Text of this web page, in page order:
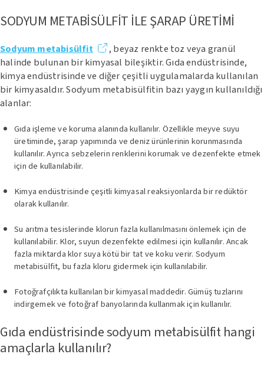
SODYUM METABİSÜLFİT İLE ŞARAP ÜRETİMİ
Sodyum metabisülfit
, beyaz renkte toz veya granül
halinde bulunan bir kimyasal bileşiktir. Gıda endüstrisinde,
kimya endüstrisinde ve diğer çeşitli uygulamalarda kullanılan
bir kimyasaldır. Sodyum metabisülfitin bazı yaygın kullanıldığı
alanlar:
Gıda işleme ve koruma alanında kullanılır. Özellikle meyve suyu
üretiminde, şarap yapımında ve deniz ürünlerinin korunmasında
kullanılır. Ayrıca sebzelerin renklerini korumak ve dezenfekte etmek
için de kullanılabilir.
Kimya endüstrisinde çeşitli kimyasal reaksiyonlarda bir redüktör
olarak kullanılır.
Su arıtma tesislerinde klorun fazla kullanılmasını önlemek için de
kullanılabilir. Klor, suyun dezenfekte edilmesi için kullanılır. Ancak
fazla miktarda klor suya kötü bir tat ve koku verir. Sodyum
metabisülfit, bu fazla kloru gidermek için kullanılabilir.
Fotoğrafçılıkta kullanılan bir kimyasal maddedir. Gümüş tuzlarını
indirgemek ve fotoğraf banyolarında kullanmak için kullanılır.
Gıda endüstrisinde sodyum metabisülfit hangi
amaçlarla kullanılır?